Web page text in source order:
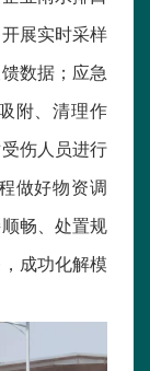
展实时采样
数据；应急
附、清理作
伤人员进行
做好物资调
畅、处置规
成功化解模